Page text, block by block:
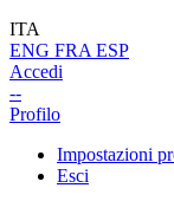
ITA
ENG FRA ESP
Accedi
--
Profilo
Impostazioni
Esci